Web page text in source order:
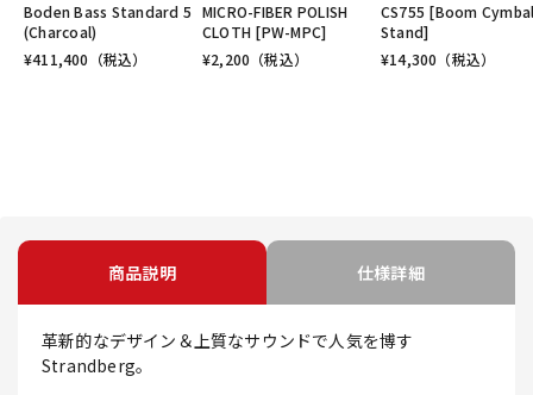
Boden Bass Standard 5
(Charcoal)
¥411,400 （税込）
MICRO-FIBER POLISH
CLOTH [PW-MPC]
¥2,200 （税込）
CS755 [Boom
Stand]
¥14,300 （税込）
商品説明 仕様詳細
革新的なデザイン＆上質なサウンドで人気を博す
Strandberg。